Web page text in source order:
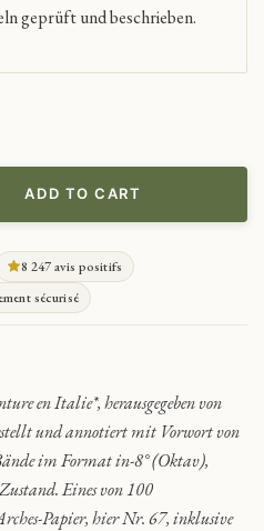
geprüft und beschrieben.
ADD TO CART
8 247 avis positifs
sécurisé
en Italie*, herausgegeben von
und annotiert mit Vorwort von
im Format in-8° (Oktav),
Eines von 100
Papier, hier Nr. 67, inklusive